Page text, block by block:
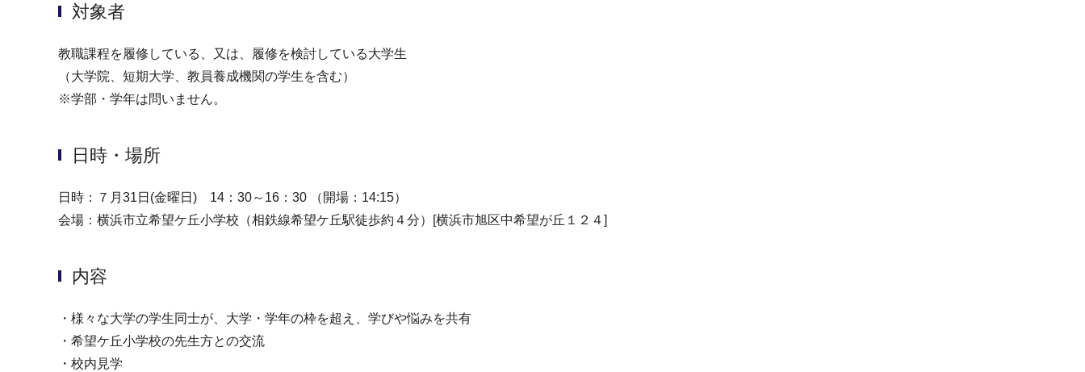
対象者
教職課程を履修している、又は、履修を検討している大学生
（大学院、短期大学、教員養成機関の学生を含む）
※学部・学年は問いません。
日時・場所
日時：７月31日(金曜日) 14：30～16：30 （開場：14:15）
会場：横浜市立希望ケ丘小学校（相鉄線希望ケ丘駅徒歩約４分）[横浜市旭区中希望が丘１２４]
内容
・様々な大学の学生同士が、大学・学年の枠を超え、学びや悩みを共有
・希望ケ丘小学校の先生方との交流
・校内見学